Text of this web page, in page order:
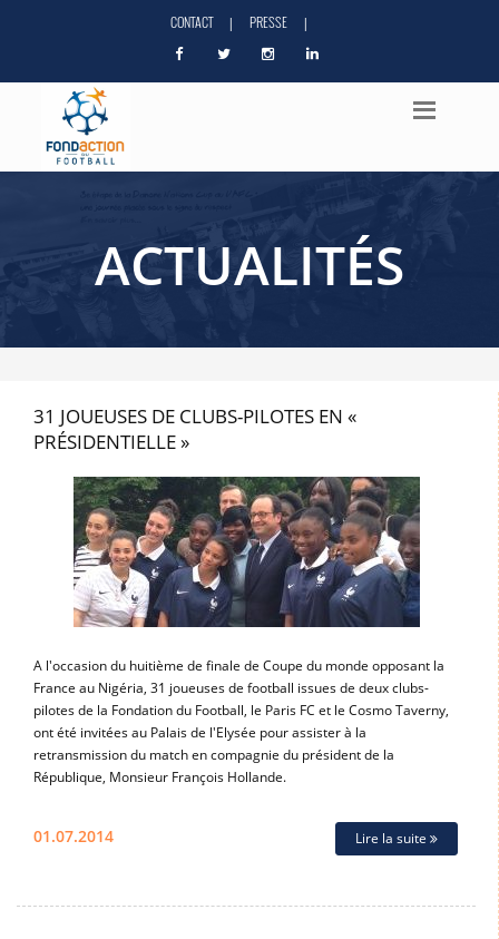
CONTACT | PRESSE |
ACTUALITÉS
31 JOUEUSES DE CLUBS-PILOTES EN «
PRÉSIDENTIELLE »
A l'occasion du huitième de finale de Coupe du monde opposant la
France au Nigéria, 31 joueuses de football issues de deux clubs-
pilotes de la Fondation du Football, le Paris FC et le Cosmo Taverny,
ont été invitées au Palais de l'Elysée pour assister à la
retransmission du match en compagnie du président de la
République, Monsieur François Hollande.
01.07.2014 Lire la suite